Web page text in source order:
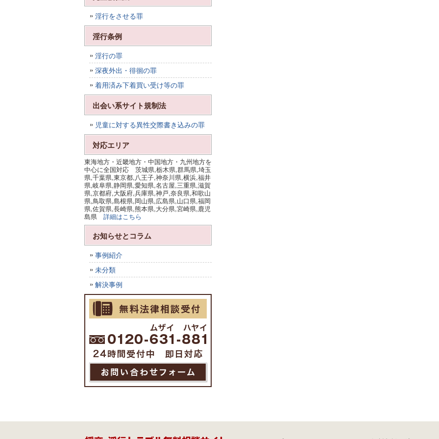
淫行をさせる罪
淫行条例
淫行の罪
深夜外出・徘徊の罪
着用済み下着買い受け等の罪
出会い系サイト規制法
児童に対する異性交際書き込みの罪
対応エリア
東海地方・近畿地方・中国地方・九州地方を
中心に全国対応 茨城県,栃木県,群馬県,埼玉
県,千葉県,東京都,八王子,神奈川県,横浜,福井
県,岐阜県,静岡県,愛知県,名古屋,三重県,滋賀
県,京都府,大阪府,兵庫県,神戸,奈良県,和歌山
県,鳥取県,島根県,岡山県,広島県,山口県,福岡
県,佐賀県,長崎県,熊本県,大分県,宮崎県,鹿児
島県 詳細はこちら
お知らせとコラム
事例紹介
未分類
解決事例